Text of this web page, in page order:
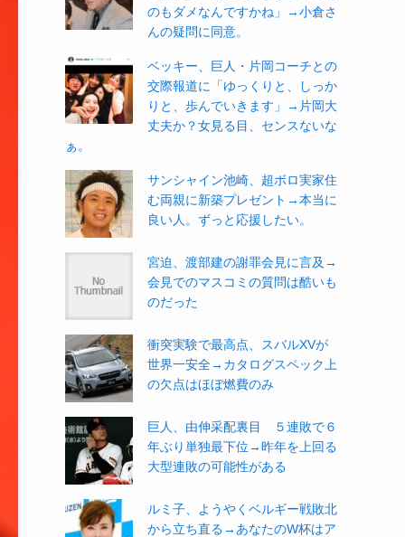
のもダメなんですかね」→小倉さ
んの疑問に同意。
ベッキー、巨人・片岡コーチとの
交際報道に「ゆっくりと、しっか
りと、歩んでいきます」→片岡大
丈夫か？女見る目、センスないな
ぁ。
サンシャイン池崎、超ボロ実家住
む両親に新築プレゼント→本当に
良い人。ずっと応援したい。
宮迫、渡部建の謝罪会見に言及→
会見でのマスコミの質問は酷いも
のだった
衝突実験で最高点、スバルXVが
世界一安全→カタログスペック上
の欠点はほぼ燃費のみ
巨人、由伸采配裏目 ５連敗で６
年ぶり単独最下位→昨年を上回る
大型連敗の可能性がある
ルミ子、ようやくベルギー戦敗北
から立ち直る→あなたのW杯はア